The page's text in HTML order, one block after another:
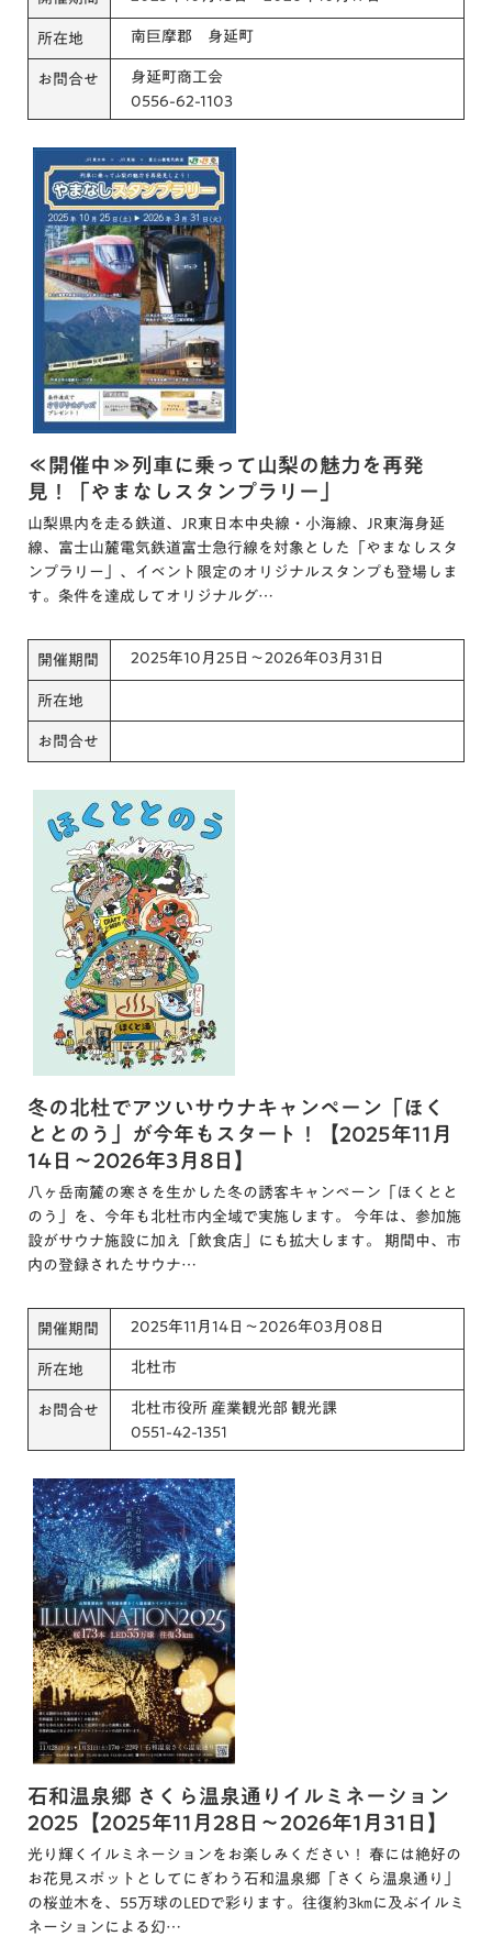
所在地 南巨摩郡 身延町
お問合せ
身延町商工会
0556-62-1103
≪開催中≫列車に乗って山梨の魅力を再発
見！「やまなしスタンプラリー」
山梨県内を走る鉄道、JR東日本中央線・小海線、JR東海身延
線、富士山麓電気鉄道富士急行線を対象とした「やまなしスタ
ンプラリー」、イベント限定のオリジナルスタンプも登場しま
す。条件を達成してオリジナルグ…
開催期間 2025年10月25日～2026年03月31日
所在地
お問合せ
冬の北杜でアツいサウナキャンペーン「ほく
ととのう」が今年もスタート！【2025年11月
14日～2026年3月8日】
八ヶ岳南麓の寒さを生かした冬の誘客キャンペーン「ほくとと
のう」を、今年も北杜市内全域で実施します。 今年は、参加施
設がサウナ施設に加え「飲食店」にも拡大します。 期間中、市
内の登録されたサウナ…
開催期間 2025年11月14日～2026年03月08日
所在地 北杜市
お問合せ
北杜市役所 産業観光部 観光課
0551-42-1351
石和温泉郷 さくら温泉通りイルミネーション
2025【2025年11月28日～2026年1月31日】
光り輝くイルミネーションをお楽しみください！ 春には絶好の
お花見スポットとしてにぎわう石和温泉郷「さくら温泉通り」
の桜並木を、55万球のLEDで彩ります。往復約3㎞に及ぶイルミ
ネーションによる幻…